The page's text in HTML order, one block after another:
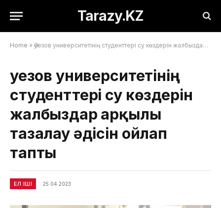
Tarazy.KZ
Home » Әуезов университетінің студенттері су көздерін жалбыздар арқылы тазалау әдісін ойлап тапты
Әуезов университетінің
студенттері су көздерін
жалбыздар арқылы
тазалау әдісін ойлап
тапты
ЕЛ ІШІ 25.04.2023